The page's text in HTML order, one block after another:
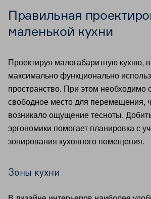
Правильная
маленькой кухни
Проектируя малогабаритную кухню,
максимально функционально
пространство. При этом необходимо
свободное место для перемещения,
возникало ощущение тесноты.
эргономики помогает планировка с
зонирования кухонного помещения.
Зоны кухни